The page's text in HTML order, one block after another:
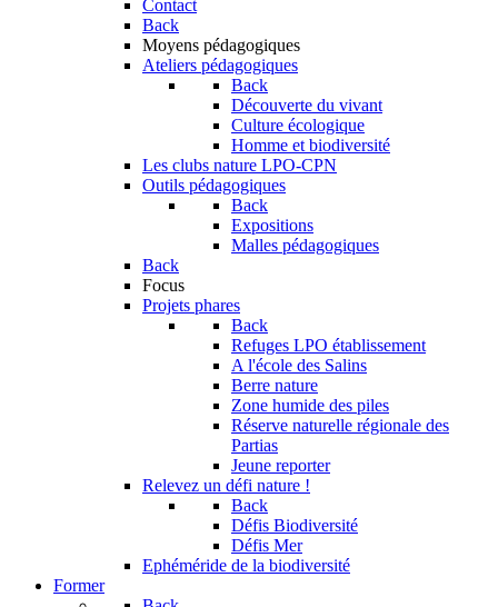
Contact
Back
Moyens pédagogiques
Ateliers pédagogiques
Back
Découverte du vivant
Culture écologique
Homme et biodiversité
Les clubs nature LPO-CPN
Outils pédagogiques
Back
Expositions
Malles pédagogiques
Back
Focus
Projets phares
Back
Refuges LPO établissement
A l'école des Salins
Berre nature
Zone humide des piles
Réserve naturelle régionale des
Partias
Jeune reporter
Relevez un défi nature !
Back
Défis Biodiversité
Défis Mer
Ephéméride de la biodiversité
Former